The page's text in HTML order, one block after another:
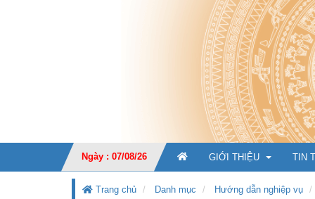
Ngày : 07/08/26 GIỚI THIỆU TIN
Trang chủ Danh mục Hướng dẫn nghiệp vụ